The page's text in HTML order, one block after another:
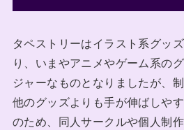
タペストリーはイラスト系グッ
り、いまやアニメやゲーム系の
ジャーなものとなりましたが、
他のグッズよりも手が伸ばしや
のため、同人サークルや個人制